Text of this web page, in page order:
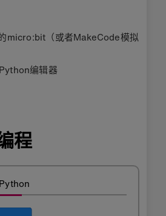
micro:bit（或者MakeCode模拟
编辑器
程
Python